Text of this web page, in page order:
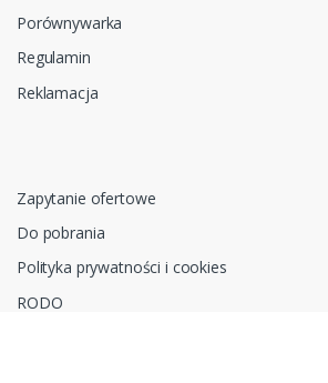
Porównywarka
Regulamin
Reklamacja
Zapytanie ofertowe
Do pobrania
Polityka prywatności i cookies
RODO